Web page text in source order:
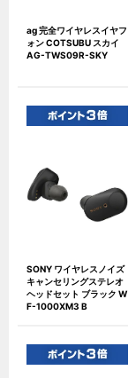
ag 完全ワイヤレスイヤフ
ォン COTSUBU スカイ
AG-TWS09R-SKY
SONY ワイヤレスノイズ
キャンセリングステレオ
ヘッドセット ブラック W
F-1000XM3 B